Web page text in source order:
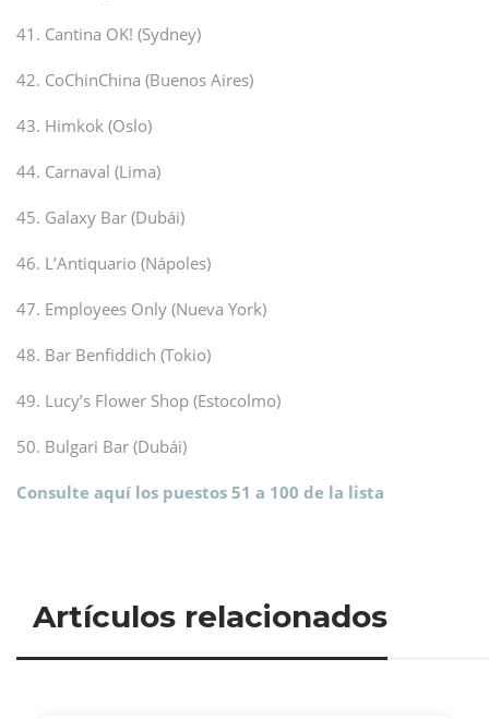
41. Cantina OK! (Sydney)
42. CoChinChina (Buenos Aires)
43. Himkok (Oslo)
44. Carnaval (Lima)
45. Galaxy Bar (Dubái)
46. L’Antiquario (Nápoles)
47. Employees Only (Nueva York)
48. Bar Benfiddich (Tokio)
49. Lucy’s Flower Shop (Estocolmo)
50. Bulgari Bar (Dubái)
Consulte aquí los puestos 51 a 100 de la lista
Artículos relacionados